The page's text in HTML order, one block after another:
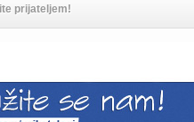
prijateljem!